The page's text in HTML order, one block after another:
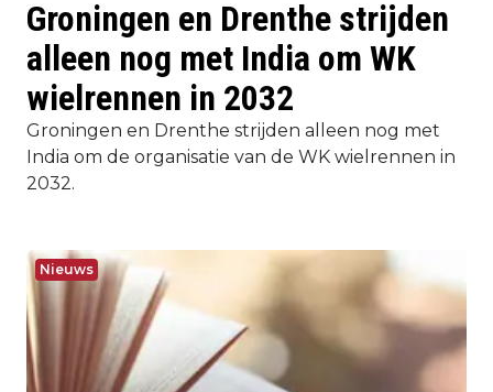
Groningen en Drenthe strijden
alleen nog met India om WK
wielrennen in 2032
Groningen en Drenthe strijden alleen nog met
India om de organisatie van de WK wielrennen in
2032.
Nieuws